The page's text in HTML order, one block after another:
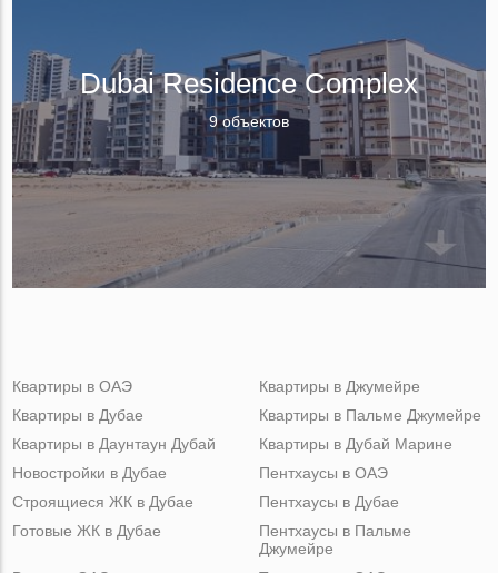
Dubai Residence Complex
9 объектов
Квартиры в ОАЭ
Квартиры в Дубае
Квартиры в Даунтаун Дубай
Квартиры в Джумейре
Квартиры в Пальме Джумейре
Квартиры в Дубай Марине
Новостройки в Дубае
Строящиеся ЖК в Дубае
Готовые ЖК в Дубае
Пентхаусы в ОАЭ
Пентхаусы в Дубае
Пентхаусы в Пальме
Джумейре